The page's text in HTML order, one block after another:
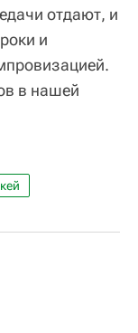
отдают, и
и
в нашей